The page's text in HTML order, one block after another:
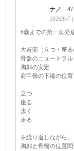
ナノ
2026/8/7
6歳までの第一次発
大殿筋（立つ・座る
骨盤のニュートラル
胸郭の安定
肩甲骨の下端の位
立つ
座る
歩く
走る
を繰り返しながら、
胸郭と骨盤の位置